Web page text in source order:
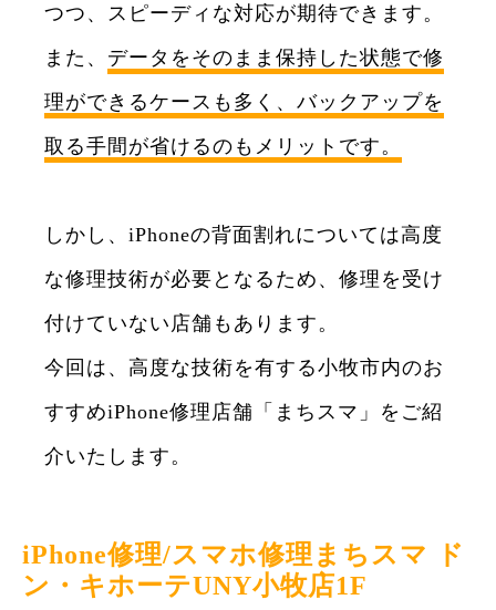
つつ、スピーディな対応が期待できます。
また、 データをそのまま保持した状態で修
理ができるケースも多く、バックアップを
取る手間が省けるのもメリットです。
しかし、iPhoneの背面割れについては高度
な修理技術が必要となるため、修理を受け
付けていない店舗もあります。
今回は、高度な技術を有する小牧市内のお
すすめiPhone修理店舗「まちスマ」をご紹
介いたします。
iPhone修理/スマホ修理まちスマ ド
ン・キホーテUNY小牧店1F